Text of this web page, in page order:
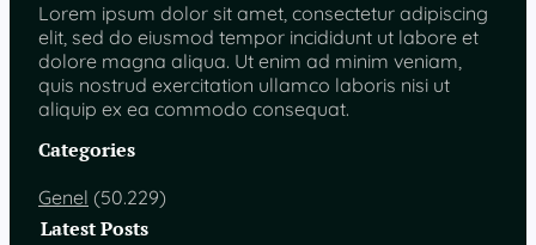
Lorem ipsum dolor sit amet, consectetur adipiscing
elit, sed do eiusmod tempor incididunt ut labore et
dolore magna aliqua. Ut enim ad minim veniam,
quis nostrud exercitation ullamco laboris nisi ut
aliquip ex ea commodo consequat.
Categories
Genel (50.229)
Latest Posts